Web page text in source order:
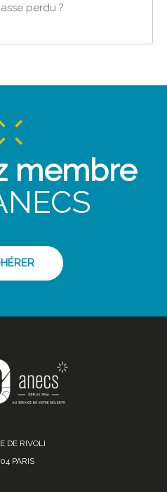
perdu ?
membre
DE RIVOLI
PARIS